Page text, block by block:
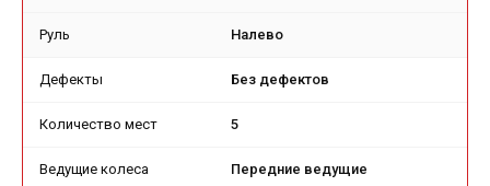
Руль Налево
Дефекты Без дефектов
Количество мест 5
Ведущие колеса Передние ведущие